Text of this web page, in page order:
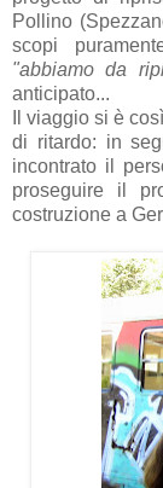
Pollino
scopi
"abbiamo da
anticipato...
Il viaggio si è
di ritardo: in
incontrato il
proseguire il
costruzione a